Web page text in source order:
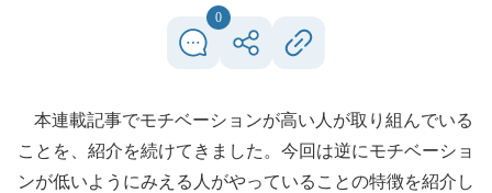
0
本連載記事でモチベーションが高い人が取り組んでいる
ことを、紹介を続けてきました。今回は逆にモチベーショ
ンが低いようにみえる人がやっていることの特徴を紹介し